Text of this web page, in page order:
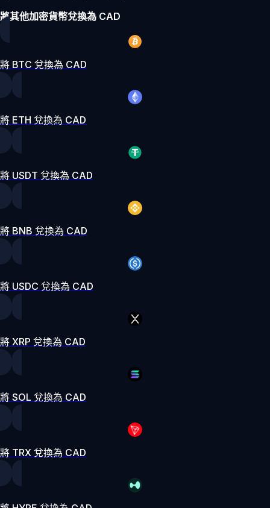
將其他加密貨幣兌換為 CAD
將 BTC 兌換為 CAD
將 ETH 兌換為 CAD
將 USDT 兌換為 CAD
將 BNB 兌換為 CAD
將 USDC 兌換為 CAD
將 XRP 兌換為 CAD
將 SOL 兌換為 CAD
將 TRX 兌換為 CAD